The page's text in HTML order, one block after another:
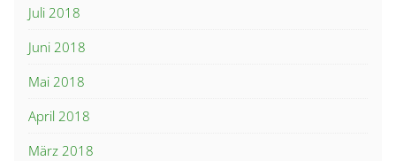
Juli 2018
Juni 2018
Mai 2018
April 2018
März 2018